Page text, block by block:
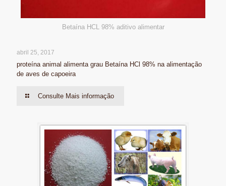
Betaína HCL 98% aditivo alimentar
abril 25, 2017
proteína animal alimenta grau Betaína HCl 98% na alimentação
de aves de capoeira
Consulte Mais informação